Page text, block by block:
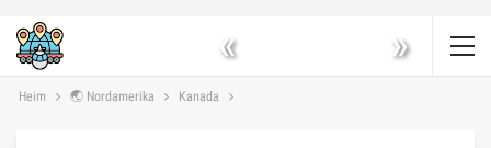
« »
Heim 🌏 Nordamerika Kanada